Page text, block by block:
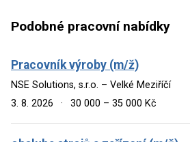
Podobné pracovní nabídky
Pracovník výroby (m/ž)
NSE Solutions, s.r.o. – Velké Meziříčí
3. 8. 2026
· 30 000 – 35 000 Kč